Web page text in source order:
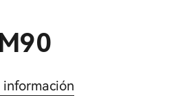
M90
información